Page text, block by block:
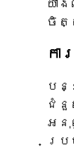
យ៉ា
ចិត្
ក
បន្
ជំនួ
អនុ
ប្រ